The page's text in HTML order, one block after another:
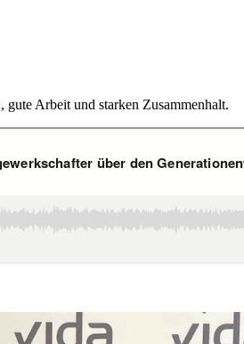
Arbeit und starken Zusammenhalt.